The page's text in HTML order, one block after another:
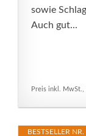
sowie
Auch gut...
Preis inkl. MwSt.,
BESTSELLER NR.